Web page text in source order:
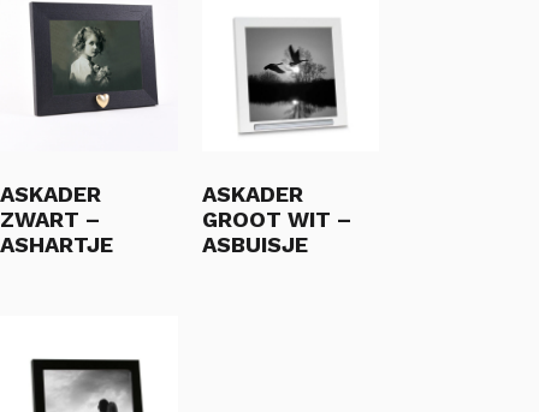
ASKADER
ZWART –
ASHARTJE
ASKADER
GROOT WIT –
ASBUISJE